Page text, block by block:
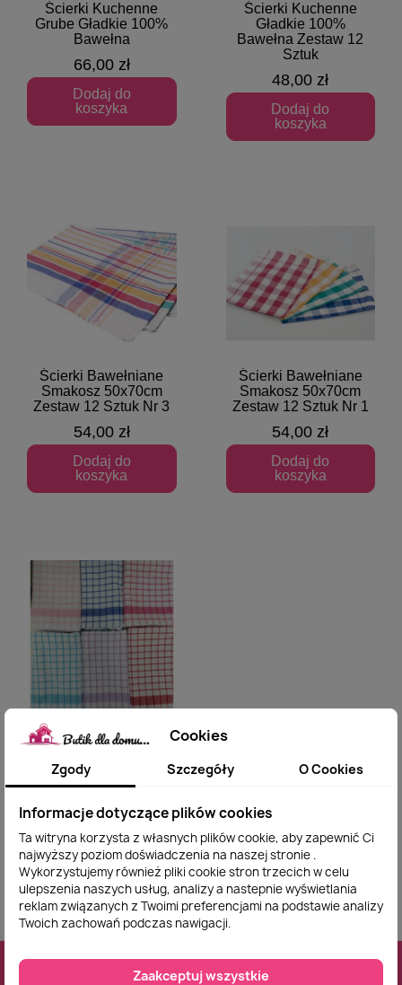
Szybki podgląd
Ścierki Kuchenne
Grube Gładkie 100%
Bawełna
66,00 zł
Dodaj do
koszyka
Szybki podgląd
Ścierki Kuchenne
Gładkie 100%
Bawełna Zestaw 12
Sztuk
48,00 zł
Dodaj do
koszyka
Szybki podgląd
Ścierki Bawełniane
Smakosz 50x70cm
Zestaw 12 Sztuk Nr 3
54,00 zł
Dodaj do
koszyka
Szybki podgląd
Ścierki Bawełniane
Smakosz 50x70cm
Zestaw 12 Sztuk Nr 1
54,00 zł
Dodaj do
koszyka
Szybki podgląd
Ścierki Bawełniane
Tureckie 50x70cm
Kratka
koszyka
ZAPISZ SIĘ DO NASZEGO NEWSLETTERA
Cookies
Zgody Szczegóły O Cookies
Informacje dotyczące plików cookies
Ta witryna korzysta z własnych plików cookie, aby zapewnić Ci
najwyższy poziom doświadczenia na naszej stronie .
Wykorzystujemy również pliki cookie stron trzecich w celu
ulepszenia naszych usług, analizy a nastepnie wyświetlania
reklam związanych z Twoimi preferencjami na podstawie analizy
Twoich zachowań podczas nawigacji.
Zaakceptuj wszystkie